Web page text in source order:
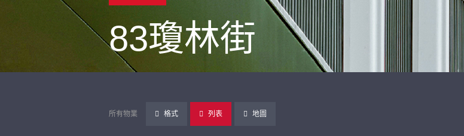
83瓊林街
所有物業 格式 列表 地圖